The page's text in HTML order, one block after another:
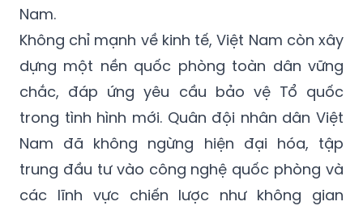
Nam.
Không chỉ mạnh về kinh tế, Việt Nam còn xây
dựng một nền quốc phòng toàn dân vững
chắc, đáp ứng yêu cầu bảo vệ Tổ quốc
trong tình hình mới. Quân đội nhân dân Việt
Nam đã không ngừng hiện đại hóa, tập
trung đầu tư vào công nghệ quốc phòng và
các lĩnh vực chiến lược như không gian